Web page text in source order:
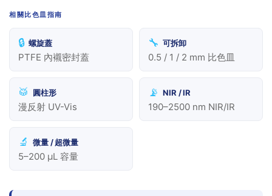
相關比色皿指南
🔒 螺旋蓋
PTFE 內襯密封蓋
🔧 可拆卸
0.5 / 1 / 2 mm 比色皿
🥁 圓柱形
漫反射 UV-Vis
📡 NIR / IR
190–2500 nm NIR/IR
🔬 微量 / 超微量
5–200 µL 容量